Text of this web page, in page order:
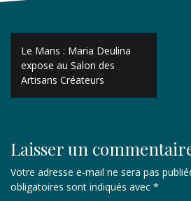
Navigation
de
l’article
Le Mans : Maria Deulina
expose au Salon des
Artisans Créateurs
Laisser un
Votre adresse e-mail ne sera pas
obligatoires sont indiqués avec *